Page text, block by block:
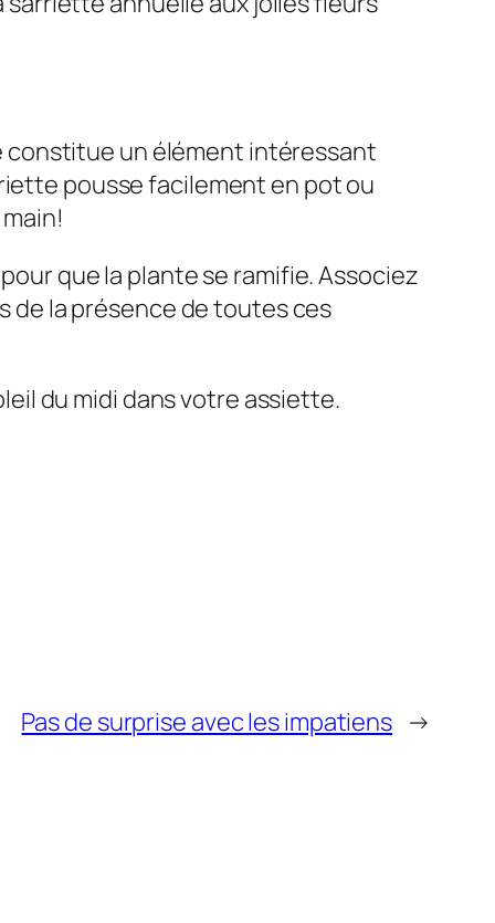
constitue un élément intéressant
pousse facilement en pot ou
que la plante se ramifie. Associez
de la présence de toutes ces
du midi dans votre assiette.
Pas de surprise avec les impatiens →